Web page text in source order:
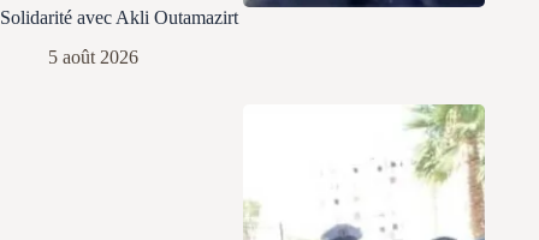
Solidarité avec Akli Outamazirt
5 août 2026